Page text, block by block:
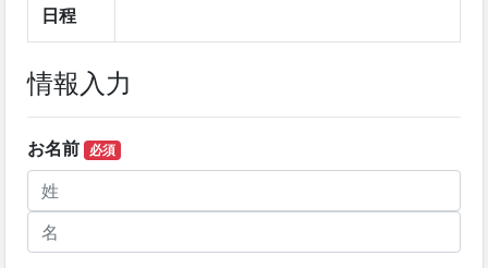
日程
情報入力
お名前 必須